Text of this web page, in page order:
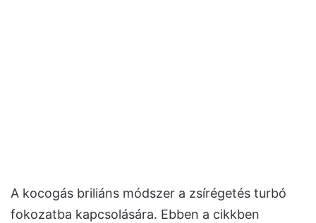
A kocogás briliáns módszer a zsírégetés turbó
fokozatba kapcsolására. Ebben a cikkben